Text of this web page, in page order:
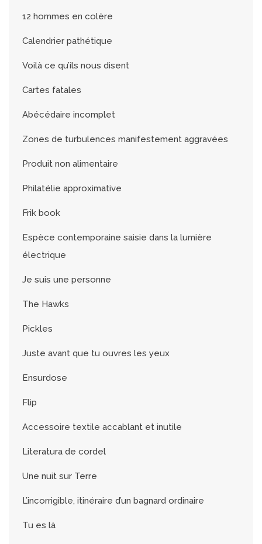
12 hommes en colère
Calendrier pathétique
Voilà ce qu’ils nous disent
Cartes fatales
Abécédaire incomplet
Zones de turbulences manifestement aggravées
Produit non alimentaire
Philatélie approximative
Frik book
Espèce contemporaine saisie dans la lumière
électrique
Je suis une personne
The Hawks
Pickles
Juste avant que tu ouvres les yeux
Ensurdose
Flip
Accessoire textile accablant et inutile
Literatura de cordel
Une nuit sur Terre
L’incorrigible, itinéraire d’un bagnard ordinaire
Tu es là